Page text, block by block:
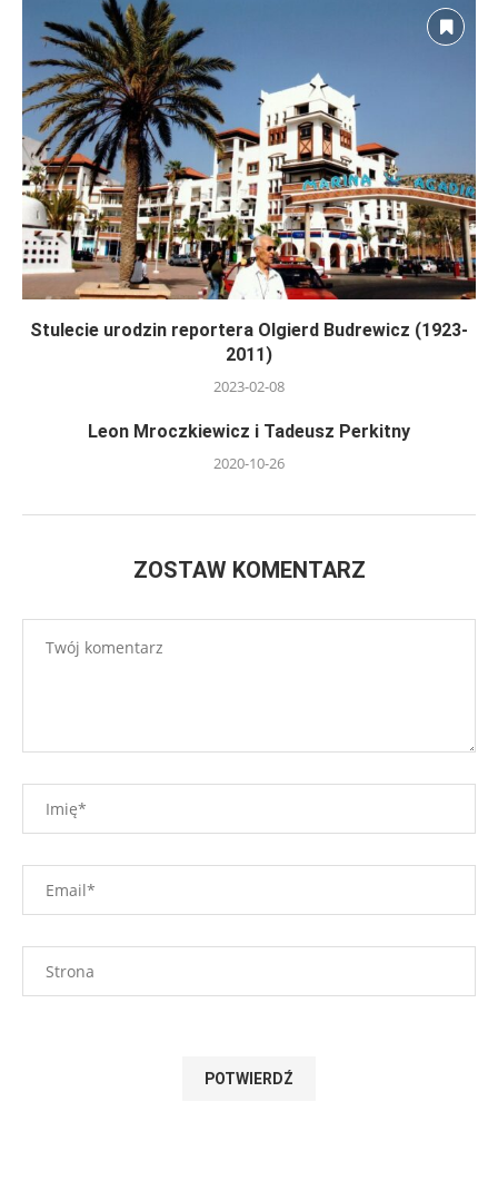
Stulecie urodzin reportera Olgierd Budrewicz (1923-
2011)
2023-02-08
Leon Mroczkiewicz i Tadeusz Perkitny
2020-10-26
ZOSTAW KOMENTARZ